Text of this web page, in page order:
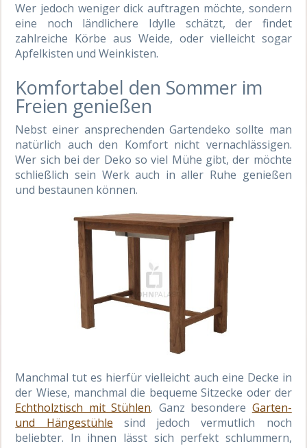
Wer jedoch weniger dick auftragen möchte, sondern
eine noch ländlichere Idylle schätzt, der findet
zahlreiche Körbe aus Weide, oder vielleicht sogar
Apfelkisten und Weinkisten.
Komfortabel den Sommer im
Freien genießen
Nebst einer ansprechenden Gartendeko sollte man
natürlich auch den Komfort nicht vernachlässigen.
Wer sich bei der Deko so viel Mühe gibt, der möchte
schließlich sein Werk auch in aller Ruhe genießen
und bestaunen können.
Manchmal tut es hierfür vielleicht auch eine Decke in
der Wiese, manchmal die bequeme Sitzecke oder der
Echtholztisch mit Stühlen. Ganz besondere Garten-
und Hängestühle sind jedoch vermutlich noch
beliebter. In ihnen lässt sich perfekt schlummern,